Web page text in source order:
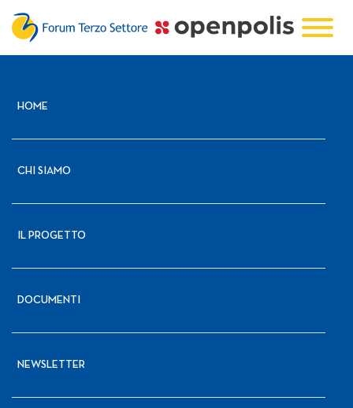
HOME
CHI SIAMO
IL PROGETTO
DOCUMENTI
NEWSLETTER